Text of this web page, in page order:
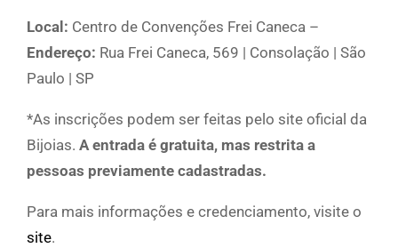
Local: Centro de Convenções Frei Caneca –
Endereço: Rua Frei Caneca, 569 | Consolação | São
Paulo | SP
*As inscrições podem ser feitas pelo site oficial da
Bijoias. A entrada é gratuita, mas restrita a
pessoas previamente cadastradas.
Para mais informações e credenciamento, visite o
site.